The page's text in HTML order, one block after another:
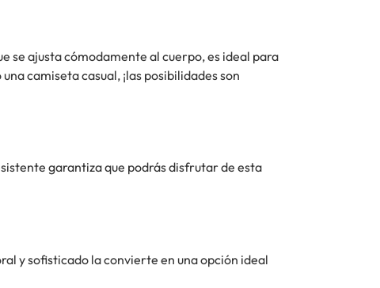
se ajusta cómodamente al cuerpo, es ideal para
camiseta casual, ¡las posibilidades son
garantiza que podrás disfrutar de esta
y sofisticado la convierte en una opción ideal